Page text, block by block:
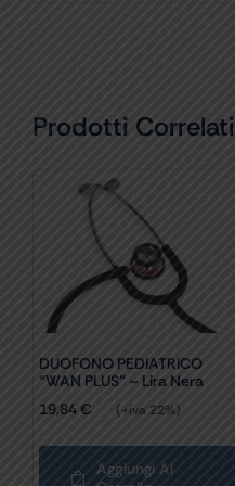
Prodotti Correlati
DUOFONO PEDIATRICO
“WAN PLUS” – Lira Nera
19,84€ (+iva 22%)
Aggiungi Al